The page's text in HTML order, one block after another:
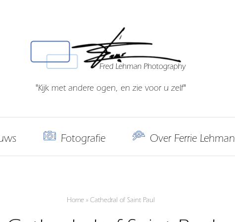
"Kijk met andere ogen, en zie voor u zelf"
Fotografie Over Ferrie Lehman
Home » Cathedral of Saint Paul